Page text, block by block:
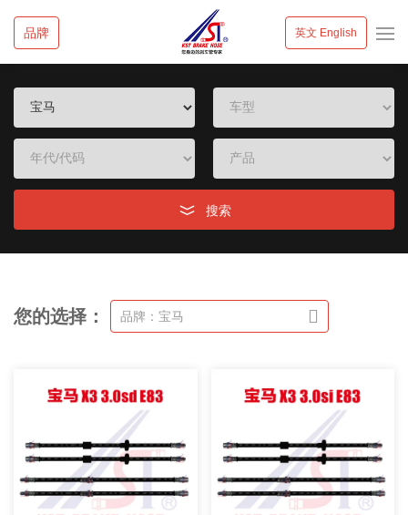
品牌 英文 English
搜索
您的选择： 品牌：宝马